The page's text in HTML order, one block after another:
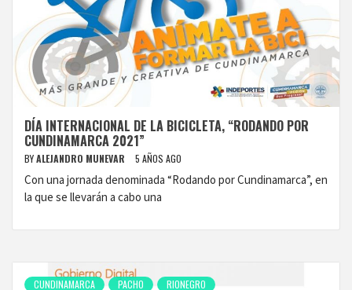
DÍA INTERNACIONAL DE LA BICICLETA, “RODANDO POR
CUNDINAMARCA 2021”
BYALEJANDRO MUNEVAR 5 AÑOS AGO
Con una jornada denominada “Rodando por Cundinamarca”, en
la que se llevarán a cabo una
CUNDINAMARCA PACHO RIONEGRO